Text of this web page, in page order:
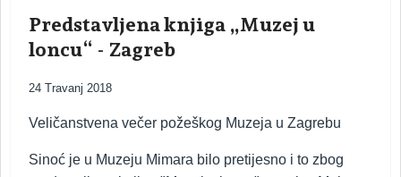
Predstavljena knjiga „Muzej u
loncu“ - Zagreb
24 Travanj 2018
Veličanstvena večer požeškog Muzeja u Zagrebu
Sinoć je u Muzeju Mimara bilo pretijesno i to zbog